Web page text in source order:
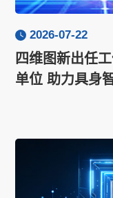
2026-07-22
四维图新出任
单位 助力具身